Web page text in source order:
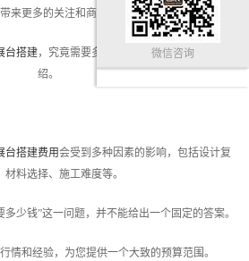
来更多的关注和商机。
台搭建，究竟需要多少钱呢？本文将为您详细介
绍。
台搭建费用会受到多种因素的影响，包括设计复
材料选择、施工难度等。
多少钱”这一问题，并不能给出一个固定的答案。
情和经验，为您提供一个大致的预算范围。
微信咨询